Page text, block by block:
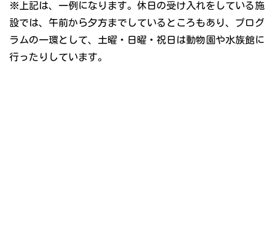
※上記は、一例になります。休日の受け入れをしている施
設では、午前から夕方までしているところもあり、プログ
ラムの一環として、土曜・日曜・祝日は動物園や水族館に
行ったりしています。